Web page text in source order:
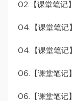
02.【课堂笔记
04.【课堂笔记
04.【课堂笔记
06.【课堂笔记
06.【课堂笔记